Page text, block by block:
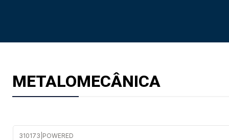
METALOMECÂNICA
310173 POWERED